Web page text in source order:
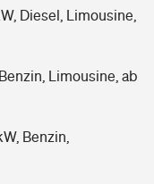
Diesel, Limousine,
Limousine, ab
Benzin,